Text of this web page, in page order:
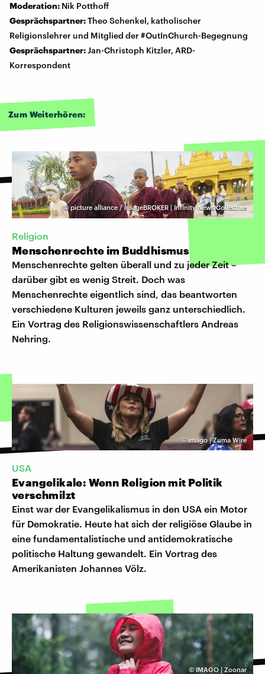
Moderation: Nik Potthoff
Gesprächspartner:Theo Schenkel, katholischer
Religionslehrer und Mitglied der #OutInChurch-Begegnung
Gesprächspartner:Jan-Christoph Kitzler, ARD-
Korrespondent
Zum Weiterhören:
©picture alliance / imageBROKER | Infinity News Collective
Religion
Menschenrechte im Buddhismus
Menschenrechte gelten überall und zu jeder Zeit –
darüber gibt es wenig Streit. Doch was
Menschenrechte eigentlich sind, das beantworten
verschiedene Kulturen jeweils ganz unterschiedlich.
Ein Vortrag des Religionswissenschaftlers Andreas
Nehring.
©imago | Zuma Wire
USA
Evangelikale: Wenn Religion mit Politik
verschmilzt
Einst war der Evangelikalismus in den USA ein Motor
für Demokratie. Heute hat sich der religiöse Glaube in
eine fundamentalistische und antidemokratische
politische Haltung gewandelt. Ein Vortrag des
Amerikanisten Johannes Völz.
© IMAGO | Zoonar